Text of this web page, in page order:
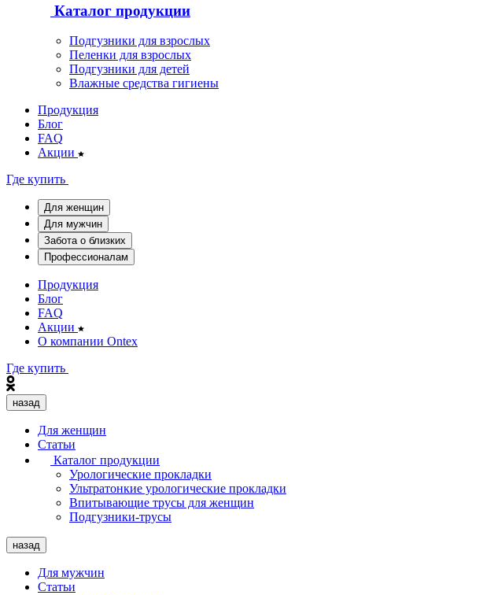
Каталог продукции
Подгузники для взрослых
Пеленки для взрослых
Подгузники для детей
Влажные средства гигиены
Продукция
Блог
FAQ
Акции
Где купить
Для женщин
Для мужчин
Забота о близких
Профессионалам
Продукция
Блог
FAQ
Акции
О компании Ontex
Где купить
назад
Для женщин
Статьи
Каталог продукции
Урологические прокладки
Ультратонкие урологические прокладки
Впитывающие трусы для женщин
Подгузники-трусы
назад
Для мужчин
Статьи